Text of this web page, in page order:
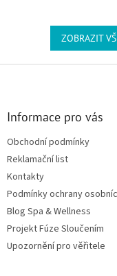
ZOBRAZIT
Informace pro vás
Obchodní podmínky
Reklamační list
Kontakty
Podmínky ochrany
Blog Spa & Wellness
Projekt Fúze Sloučením
Upozornění pro věřitele